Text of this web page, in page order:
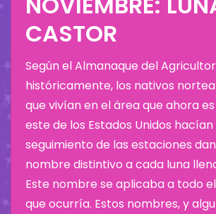
CASTOR
Según el Almanaque del
históricamente, los nativos
que vivían en el área que ahora
este de los Estados Unidos hacían
seguimiento de las estaciones
nombre distintivo a cada luna
Este nombre se aplicaba a todo
que ocurría. Estos nombres, y